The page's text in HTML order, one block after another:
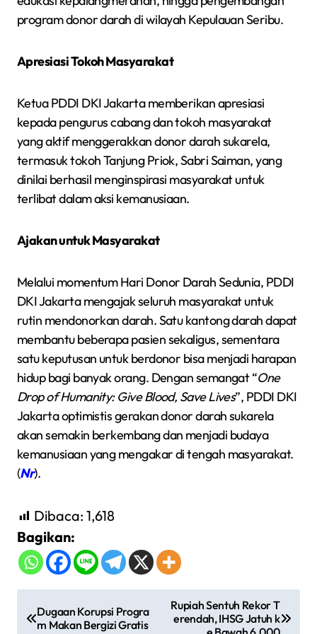
program donor darah di wilayah Kepulauan Seribu.
Apresiasi Tokoh Masyarakat
Ketua PDDI DKI Jakarta memberikan apresiasi
kepada pengurus cabang dan tokoh masyarakat
yang aktif menggerakkan donor darah sukarela,
termasuk tokoh Tanjung Priok, Sabri Saiman, yang
dinilai berhasil menginspirasi masyarakat untuk
terlibat dalam aksi kemanusiaan.
Ajakan untuk Masyarakat
Melalui momentum Hari Donor Darah Sedunia, PDDI
DKI Jakarta mengajak seluruh masyarakat untuk
rutin mendonorkan darah. Satu kantong darah dapat
membantu beberapa pasien sekaligus, sementara
satu keputusan untuk berdonor bisa menjadi harapan
hidup bagi banyak orang. Dengan semangat “One
Drop of Humanity: Give Blood, Save Lives”, PDDI DKI
Jakarta optimistis gerakan donor darah sukarela
akan semakin berkembang dan menjadi budaya
kemanusiaan yang mengakar di tengah masyarakat.
(Nr).
Dibaca: 1,618
Bagikan:
a
Dugaan Korupsi Progra
m Makan Bergizi Gratis
Rupiah Sentuh Rekor T
erendah, IHSG Jatuh k